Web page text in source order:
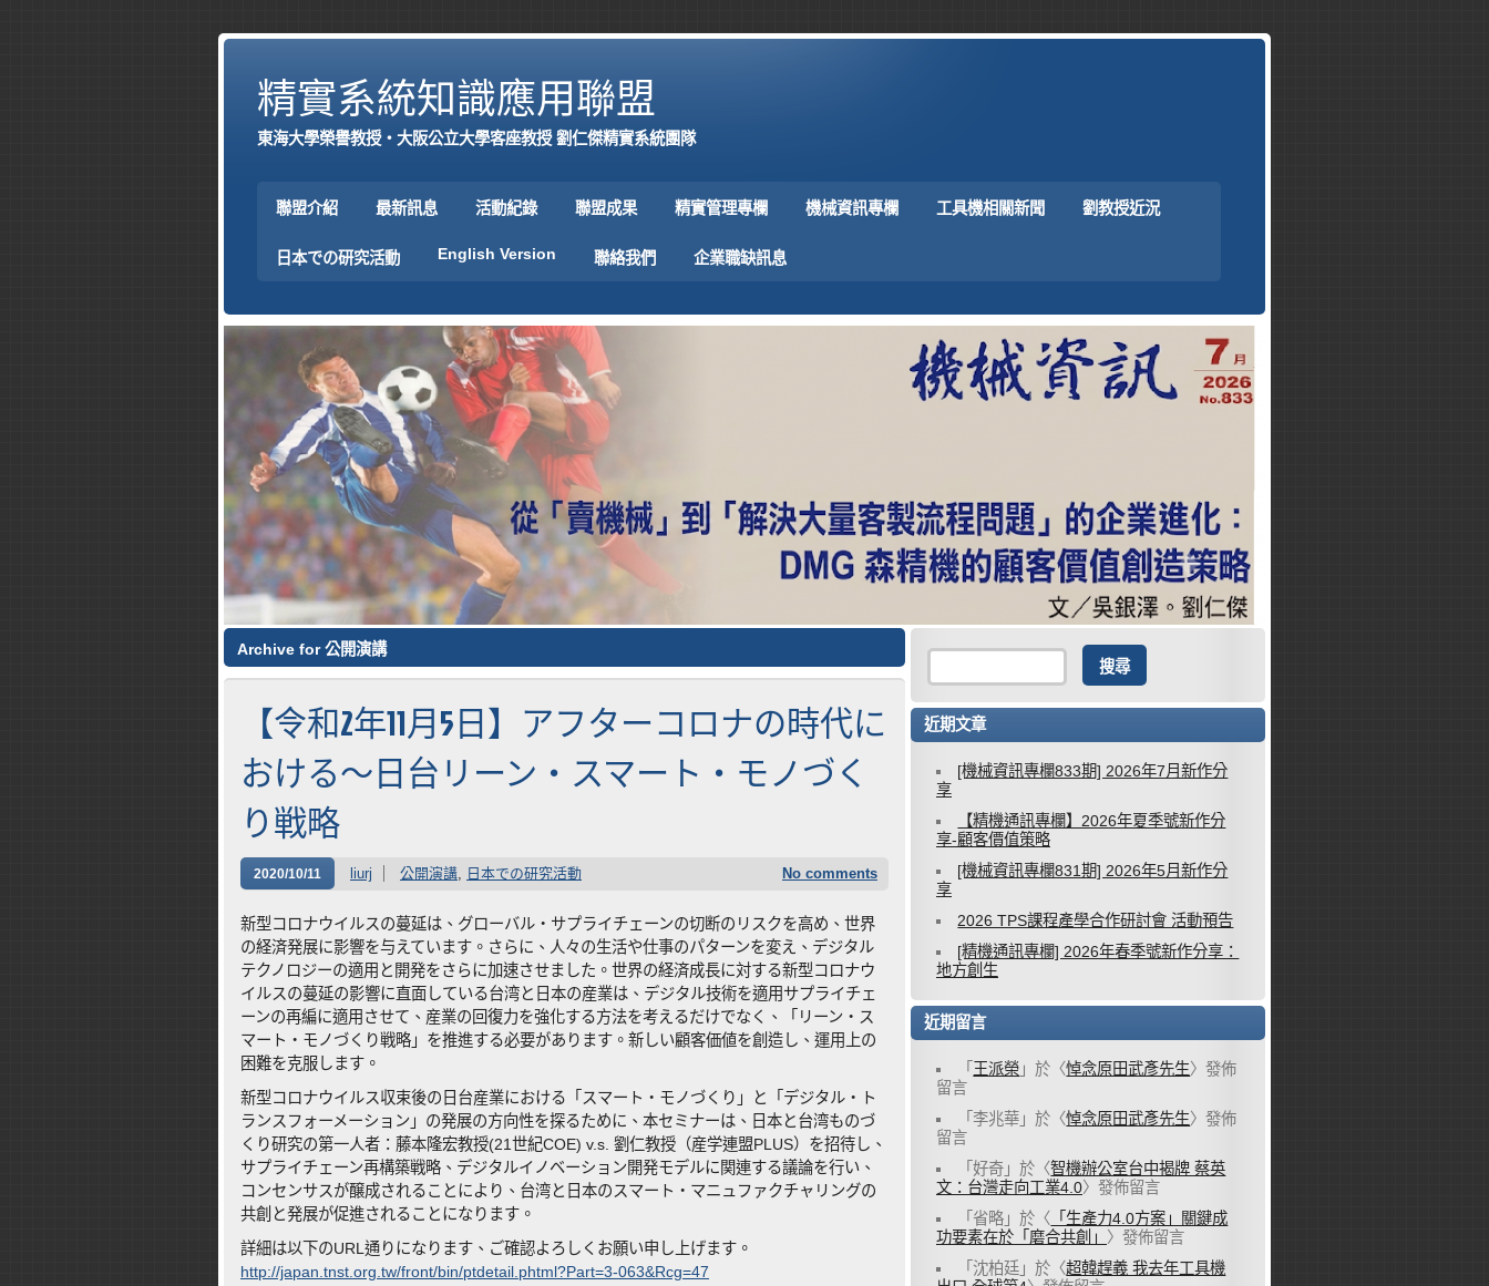
精實系統知識應用聯盟
東海大學榮譽教授‧大阪公立大學客座教授 劉仁傑精實系統團隊
聯盟介紹 最新訊息 活動紀錄 聯盟成果 精實管理專欄 機械資訊專欄 工具機相關新聞 劉教授近況
日本での研究活動 English Version 聯絡我們 企業職缺訊息
Archive for 公開演講
【令和2年11月5日】アフターコロナの時代に
おける～日台リーン・スマート・モノづく
り戦略
2020/10/11 liurj 公開演講, 日本での研究活動 No comments
新型コロナウイルスの蔓延は、グローバル・サプライチェーンの切断のリスクを高め、世界
の経済発展に影響を与えています。さらに、人々の生活や仕事のパターンを変え、デジタル
テクノロジーの適用と開発をさらに加速させました。世界の経済成長に対する新型コロナウ
イルスの蔓延の影響に直面している台湾と日本の産業は、デジタル技術を適用サプライチェ
ーンの再編に適用させて、産業の回復力を強化する方法を考えるだけでなく、「リーン・ス
マート・モノづくり戦略」を推進する必要があります。新しい顧客価値を創造し、運用上の
困難を克服します。
新型コロナウイルス収束後の日台産業における「スマート・モノづくり」と「デジタル・ト
ランスフォーメーション」の発展の方向性を探るために、本セミナーは、日本と台湾ものづ
くり研究の第一人者：藤本隆宏教授(21世紀COE) v.s. 劉仁教授（産学連盟PLUS）を招待し、
サプライチェーン再構築戦略、デジタルイノベーション開発モデルに関連する議論を行い、
コンセンサスが醸成されることにより、台湾と日本のスマート・マニュファクチャリングの
共創と発展が促進されることになります。
詳細は以下のURL通りになります、ご確認よろしくお願い申し上げます。
http://japan.tnst.org.tw/front/bin/ptdetail.phtml?Part=3-063&Rcg=47
近期文章
[機械資訊專欄833期] 2026年7月新作分
享
【精機通訊專欄】2026年夏季號新作分
享-顧客價值策略
[機械資訊專欄831期] 2026年5月新作分
享
2026 TPS課程產學合作研討會 活動預告
[精機通訊專欄] 2026年春季號新作分享：
地方創生
近期留言
「 王派榮 」於〈悼念原田武彥先生〉發佈
留言
「李兆華 」於〈悼念原田武彥先生〉發佈
留言
「好奇 」於〈智機辦公室台中揭牌 蔡英
文：台灣走向工業4.0〉發佈留言
「 省略 」於〈 「生產力4.0方案」關鍵成
功要素在於「磨合共創」 〉發佈留言
「 沈柏廷 」於〈超韓趕義 我去年工具機